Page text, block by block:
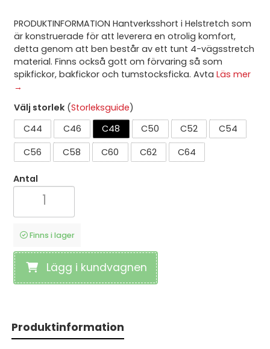
PRODUKTINFORMATION Hantverksshort i Helstretch som
är konstruerade för att leverera en otrolig komfort,
detta genom att ben består av ett tunt 4-vägsstretch
material. Finns också gott om förvaring så som
spikfickor, bakfickor och tumstocksficka. AvtaLäs mer
→
Välj storlek (Storleksguide)
C44
C46 C48 C50 C52
C54
C56
C58 C60 C62 C64
Antal
Finns i lager
Lägg i kundvagnen
Produktinformation